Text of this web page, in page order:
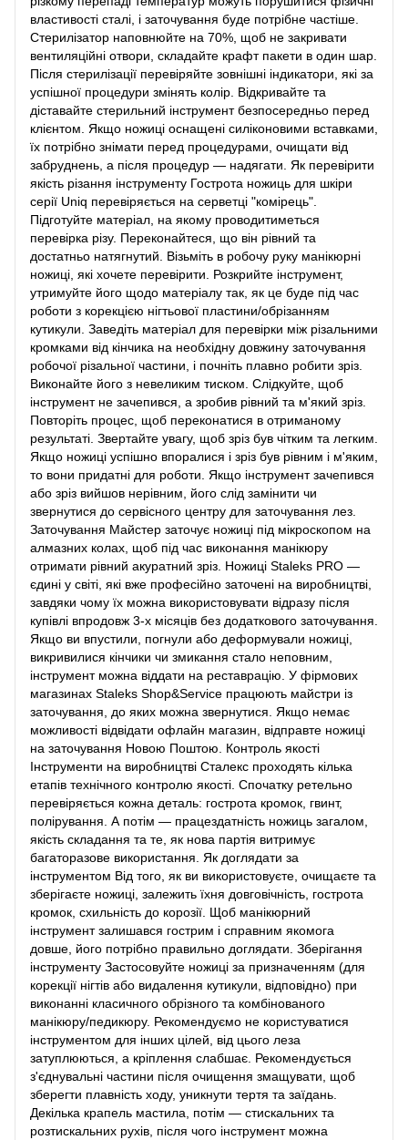
властивості сталі, і заточування буде потрібне частіше.
Стерилізатор наповнюйте на 70%, щоб не закривати
вентиляційні отвори, складайте крафт пакети в один шар.
Після стерилізації перевіряйте зовнішні індикатори, які за
успішної процедури змінять колір. Відкривайте та
діставайте стерильний інструмент безпосередньо перед
клієнтом. Якщо ножиці оснащені силіконовими вставками,
їх потрібно знімати перед процедурами, очищати від
забруднень, а після процедур — надягати. Як перевірити
якість різання інструменту Гострота ножиць для шкіри
серії Uniq перевіряється на серветці "комірець".
Підготуйте матеріал, на якому проводитиметься
перевірка різу. Переконайтеся, що він рівний та
достатньо натягнутий. Візьміть в робочу руку манікюрні
ножиці, які хочете перевірити. Розкрийте інструмент,
утримуйте його щодо матеріалу так, як це буде під час
роботи з корекцією нігтьової пластини/обрізанням
кутикули. Заведіть матеріал для перевірки між різальними
кромками від кінчика на необхідну довжину заточування
робочої різальної частини, і почніть плавно робити зріз.
Виконайте його з невеликим тиском. Слідкуйте, щоб
інструмент не зачепився, а зробив рівний та м'який зріз.
Повторіть процес, щоб переконатися в отриманому
результаті. Звертайте увагу, щоб зріз був чітким та легким.
Якщо ножиці успішно впоралися і зріз був рівним і м'яким,
то вони придатні для роботи. Якщо інструмент зачепився
або зріз вийшов нерівним, його слід замінити чи
звернутися до сервісного центру для заточування лез.
Заточування Майстер заточує ножиці під мікроскопом на
алмазних колах, щоб під час виконання манікюру
отримати рівний акуратний зріз. Ножиці Staleks PRO —
єдині у світі, які вже професійно заточені на виробництві,
завдяки чому їх можна використовувати відразу після
купівлі впродовж 3-х місяців без додаткового заточування.
Якщо ви впустили, погнули або деформували ножиці,
викривилися кінчики чи змикання стало неповним,
інструмент можна віддати на реставрацію. У фірмових
магазинах Staleks Shop&Service працюють майстри із
заточування, до яких можна звернутися. Якщо немає
можливості відвідати офлайн магазин, відправте ножиці
на заточування Новою Поштою. Контроль якості
Інструменти на виробництві Сталекс проходять кілька
етапів технічного контролю якості. Спочатку ретельно
перевіряється кожна деталь: гострота кромок, гвинт,
полірування. А потім — працездатність ножиць загалом,
якість складання та те, як нова партія витримує
багаторазове використання. Як доглядати за
інструментом Від того, як ви використовуєте, очищаєте та
зберігаєте ножиці, залежить їхня довговічність, гострота
кромок, схильність до корозії. Щоб манікюрний
інструмент залишався гострим і справним якомога
довше, його потрібно правильно доглядати. Зберігання
інструменту Застосовуйте ножиці за призначенням (для
корекції нігтів або видалення кутикули, відповідно) при
виконанні класичного обрізного та комбінованого
манікюру/педикюру. Рекомендуємо не користуватися
інструментом для інших цілей, від цього леза
затуплюються, а кріплення слабшає. Рекомендується
з'єднувальні частини після очищення змащувати, щоб
зберегти плавність ходу, уникнути тертя та заїдань.
Декілька крапель мастила, потім — стискальних та
розтискальних рухів, після чого інструмент можна